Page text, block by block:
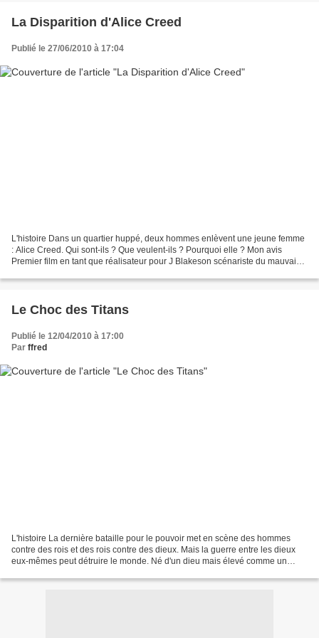
La Disparition d'Alice Creed
Publié le 27/06/2010 à 17:04
L'histoire Dans un quartier huppé, deux hommes enlèvent une jeune femme
: Alice Creed. Qui sont-ils ? Que veulent-ils ? Pourquoi elle ? Mon avis
Premier film en tant que réalisateur pour J Blakeson scénariste du mauvais
Le Choc des Titans
Publié le 12/04/2010 à 17:00
Par ffred
L'histoire La dernière bataille pour le pouvoir met en scène des hommes
contre des rois et des rois contre des dieux. Mais la guerre entre les dieux
eux-mêmes peut détruire le monde. Né d'un dieu mais élevé comme un